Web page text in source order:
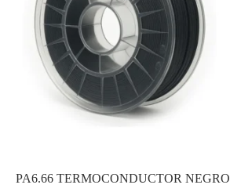
PA6.66 TERMOCONDUCTOR NEGRO